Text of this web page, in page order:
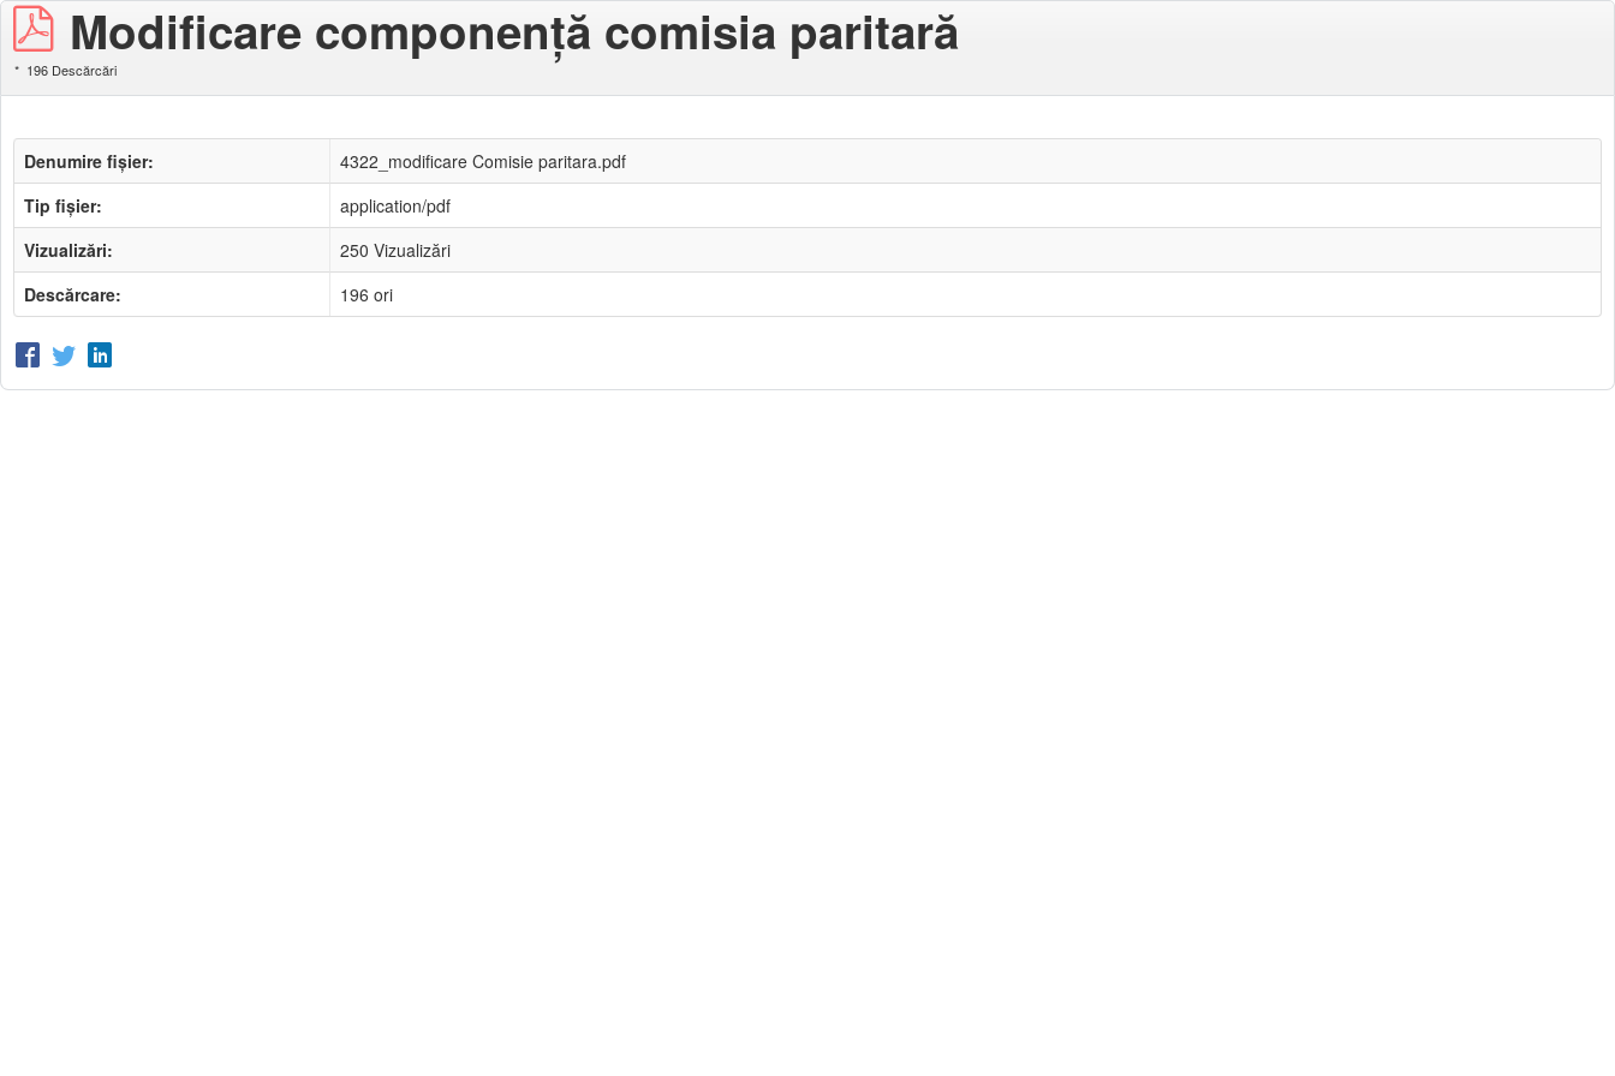
Modificare componenţă comisia paritară
196 Descărcări
Denumire fișier:
4322_modificare Comisie paritara.pdf
Tip fișier:
application/pdf
Vizualizări:
250 Vizualizări
Descărcare:
196 ori